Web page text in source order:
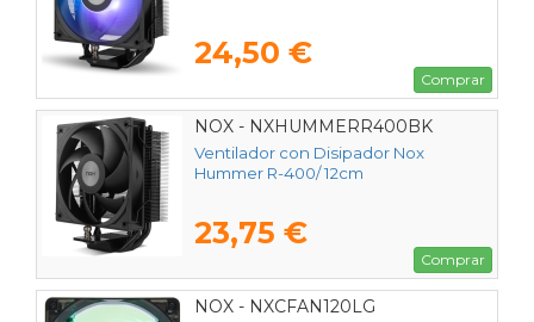
24,50 €
Comprar
NOX - NXHUMMERR400BK
Ventilador con Disipador Nox
Hummer R-400/ 12cm
23,75 €
Comprar
NOX - NXCFAN120LG